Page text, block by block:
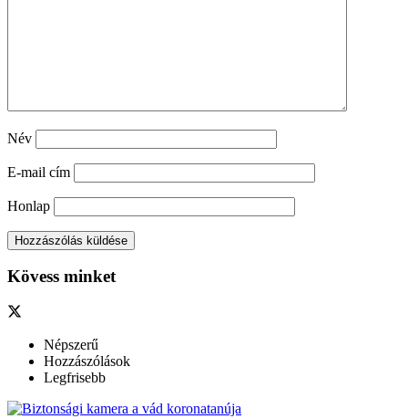
Név
E-mail cím
Honlap
Kövess minket
Népszerű
Hozzászólások
Legfrisebb